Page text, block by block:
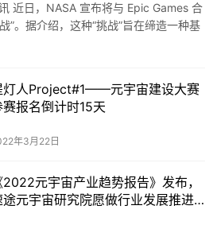
近日，NASA 宣布将与 Epic Games 合
”。据介绍，这种“挑战”旨在缔造一种基
活体验，可以为…
灯人Project#1——元宇宙建设大赛
赛报名倒计时15天
年3月22日
2022元宇宙产业趋势报告》发布，
途元宇宙研究院愿做行业发展推进